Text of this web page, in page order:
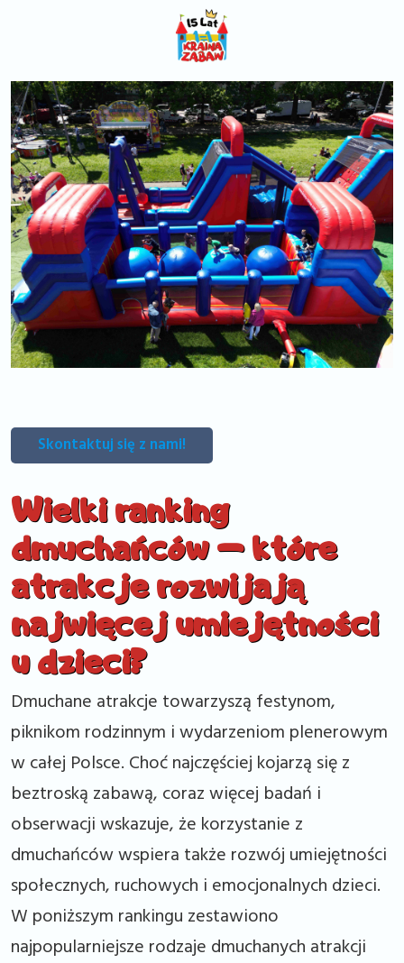
Skontaktuj się z nami!
Wielki ranking
dmuchańców – które
atrakcje rozwijają
najwięcej umiejętności
u dzieci?
Dmuchane atrakcje towarzyszą festynom,
piknikom rodzinnym i wydarzeniom plenerowym
w całej Polsce. Choć najczęściej kojarzą się z
beztroską zabawą, coraz więcej badań i
obserwacji wskazuje, że korzystanie z
dmuchańców wspiera także rozwój umiejętności
społecznych, ruchowych i emocjonalnych dzieci.
W poniższym rankingu zestawiono
najpopularniejsze rodzaje dmuchanych atrakcji